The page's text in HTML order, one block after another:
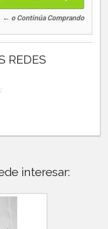
← o Continúa Comprando
REDES
interesar: